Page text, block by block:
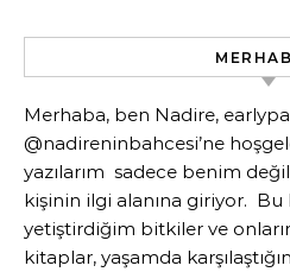
Merhaba, ben Nadire,
@nadireninbahcesi’ne
yazılarım sadece benim
kişinin ilgi alanına giriyor.
yetiştirdiğim bitkiler ve
kitaplar, yaşamda